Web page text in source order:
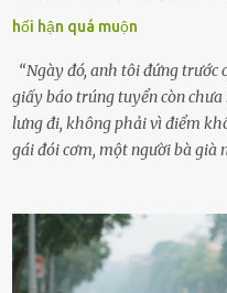
nên lần này cũng đành ở
“Con sẽ nhặt thật nhiều vỏ sò
bánh rời khỏi bến...
hối hận quá muộn
“Ngày đó, anh tôi đứng
giấy báo trúng tuyển còn
lưng đi, không phải vì điểm
gái đói cơm, một người bà già
có tin tức. Mọi gánh nặng đổ
cụ Nguyễn Thị Đào – và cậu
Trí là học sinh giỏi toàn